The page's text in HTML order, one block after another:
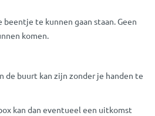
te kunnen gaan staan. Geen
komen.
buurt kan zijn zonder je handen te
kan dan eventueel een uitkomst